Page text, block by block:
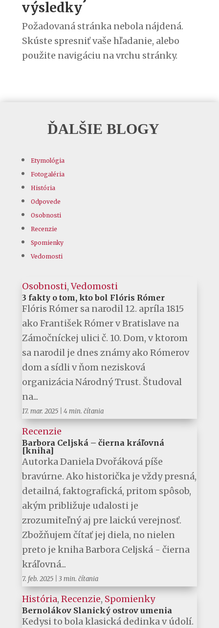
výsledky
Požadovaná stránka nebola nájdená.
Skúste spresniť vaše hľadanie, alebo
použite navigáciu na vrchu stránky.
ĎALŠIE BLOGY
Etymológia
Fotogaléria
História
Odpovede
Osobnosti
Recenzie
Spomienky
Vedomosti
Osobnosti,Vedomosti
3 fakty o tom, kto bol Flóris Rómer
Flóris Rómer sa narodil 12. apríla 1815
ako František Rómer v Bratislave na
Zámočníckej ulici č. 10. Dom, v ktorom
sa narodil je dnes známy ako Rómerov
dom a sídli v ňom nezisková
organizácia Národný Trust. Študoval
na...
17. mar. 2025| 4 min. čítania
Recenzie
Barbora Celjská – čierna kráľovná
[kniha]
Autorka Daniela Dvořáková píše
bravúrne. Ako historička je vždy presná,
detailná, faktografická, pritom spôsob,
akým približuje udalosti je
zrozumiteľný aj pre laickú verejnosť.
Zbožňujem čítať jej diela, no nielen
preto je kniha Barbora Celjská - čierna
kráľovná...
7. feb. 2025| 3 min. čítania
História, Recenzie, Spomienky
Bernolákov Slanický ostrov umenia
Kedysi to bola klasická dedinka v údolí.